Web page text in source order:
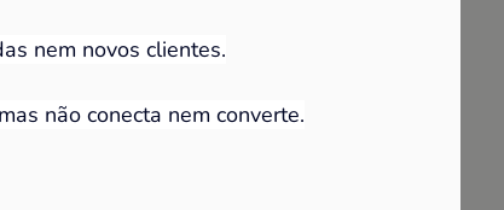
nem novos clientes.
não conecta nem converte.